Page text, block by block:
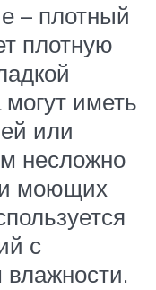
– плотный
плотную
иметь
или
несложно
моющих
с